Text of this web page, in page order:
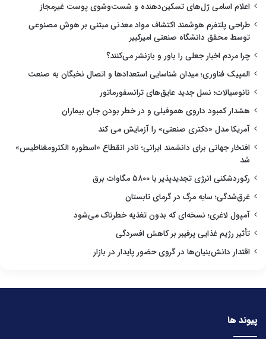
اعلام اسامی ژل‌های تسکین‌دهنده و شست‌وشوی پوست غیرمجاز
طراحی پلتفرم هوشمند اکتشاف مواد معدنی مبتنی بر هوش مصنوعی
توسط محقق دانشگاه صنعتی امیرکبیر
چرا مردم اخبار جعلی را باور و بازنشر می‌کنند؟
المپیک فناوری؛ میدان شناسایی استعدادها و اتصال نخبگان به صنعت
نانوسیالات؛ نسل جدید عایق‌های ترانسفورماتور
هشدار کمبود داروی هموفیلی و در خطر بودن جان بیماران
آمریکا مدل «دکتری صنعتی» را آزمایش می کند
افتخار جهانی برای دانشمند ایرانی؛ نادر انقطاع «اسطوره الکترومغناطیس»
شد
رکوردشکنی انرژی تجدیدپذیر با ۵۸۰۰ مگاوات برق
غرق‌شدگی؛ سایه مرگ در گرمای تابستان
آمپول لاغری؛ نسخه‌ای که بدون تغذیه خطرناک می‌شود
تأثیر رژیم غذایی پرفیبر بر کاهش افسردگی
اقتدار دانش‌بنیان‌ها در گروی حضور پایدار در بازار
پیوند ها